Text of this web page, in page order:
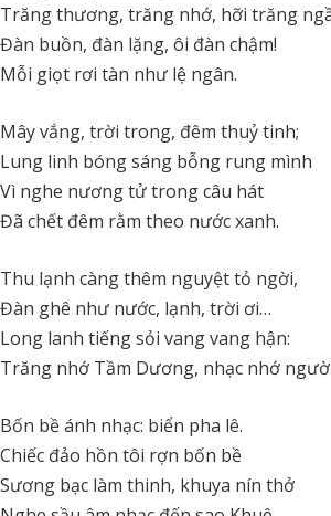
Trăng thương, trăng nhớ, hỡi trăng
Đàn buồn, đàn lặng, ôi đàn chậm!
Mỗi giọt rơi tàn như lệ ngân.
Mây vắng, trời trong, đêm thuỷ tinh;
Lung linh bóng sáng bỗng rung mình
Vì nghe nương tử trong câu hát
Đã chết đêm rằm theo nước xanh.
Thu lạnh càng thêm nguyệt tỏ ngời,
Đàn ghê như nước, lạnh, trời ơi…
Long lanh tiếng sỏi vang vang hận:
Trăng nhớ Tầm Dương, nhạc nhớ
Bốn bề ánh nhạc: biển pha lê.
Chiếc đảo hồn tôi rợn bốn bề
Sương bạc làm thinh, khuya nín thở